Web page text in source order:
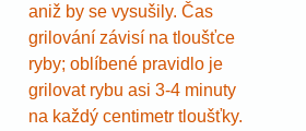
aniž by se vysušily. Čas
grilování závisí na tloušťce
ryby; oblíbené pravidlo je
grilovat rybu asi 3-4 minuty
na každý centimetr tloušťky.